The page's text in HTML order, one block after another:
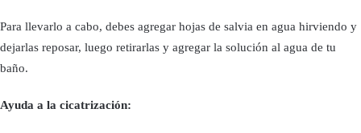
Para llevarlo a cabo, debes agregar hojas de salvia en agua hirviendo y
dejarlas reposar, luego retirarlas y agregar la solución al agua de tu
baño.
Ayuda a la cicatrización: